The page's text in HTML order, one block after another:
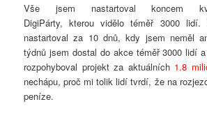
Vše jsem nastartoval koncem
DigiPárty, kterou vidělo téměř 3000 lidí.
nastartoval za 10 dnů, kdy jsem neměl
týdnů jsem dostal do akce téměř 3000 lidí
rozpohyboval projekt za aktuálních1.8
nechápu, proč mi tolik lidí tvrdí, že na
peníze.